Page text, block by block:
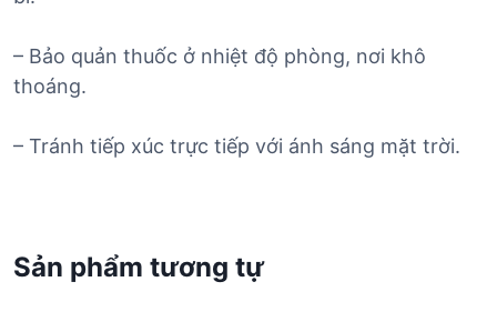
– Bảo quản thuốc ở nhiệt độ phòng, nơi khô
thoáng.
– Tránh tiếp xúc trực tiếp với ánh sáng mặt trời.
Sản phẩm tương tự